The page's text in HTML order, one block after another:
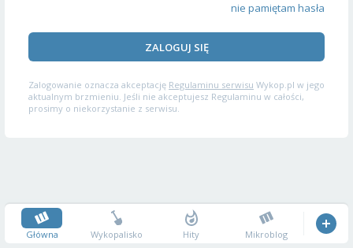
nie pamiętam hasła
ZALOGUJ SIĘ
Zalogowanie oznacza akceptację Regulaminu serwisu Wykop.pl w jego
aktualnym brzmieniu. Jeśli nie akceptujesz Regulaminu w całości,
prosimy o niekorzystanie z serwisu.
Główna Wykopalisko Hity Mikroblog